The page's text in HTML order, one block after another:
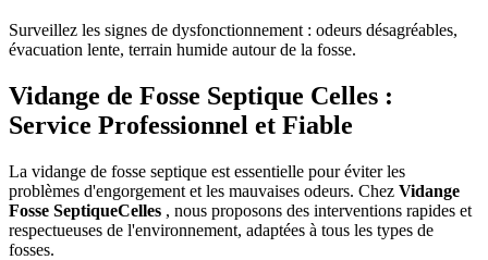
Surveillez les signes de dysfonctionnement : odeurs désagréables,
évacuation lente, terrain humide autour de la fosse.
Vidange de Fosse Septique Celles :
Service Professionnel et Fiable
La vidange de fosse septique est essentielle pour éviter les
problèmes d'engorgement et les mauvaises odeurs. Chez Vidange
Fosse SeptiqueCelles , nous proposons des interventions rapides et
respectueuses de l'environnement, adaptées à tous les types de
fosses.